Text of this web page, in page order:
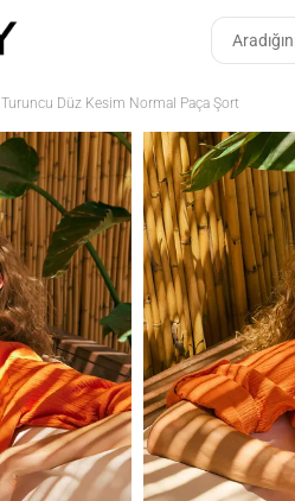
Turuncu Düz Kesim Normal Paça Şort